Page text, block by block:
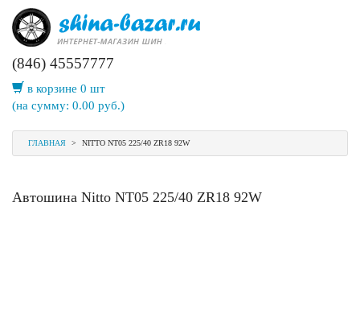
(846) 45557777
в корзине 0 шт
(на сумму: 0.00 руб.)
ГЛАВНАЯ > NITTO NT05 225/40 ZR18 92W
Автошина Nitto NT05 225/40 ZR18 92W